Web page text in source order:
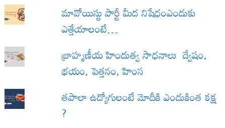
మావోయిస్టు పార్టీ మీద నిషేధంఎందుకు
ఎత్తేయాలంటే…
బ్రాహ్మణీయ హిందుత్వ సాధనాలు ద్వేషం,
భయం, పెత్తనం, హింస
త‌పాలా ఉద్యోగులంటే మోదీకి ఎందుకింత కక్ష
?